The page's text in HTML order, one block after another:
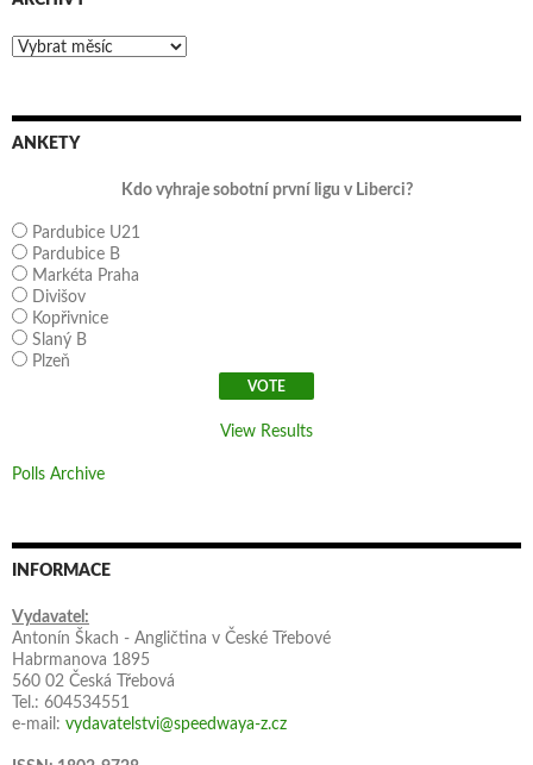
Archivy
ANKETY
Kdo vyhraje sobotní první ligu v Liberci?
Pardubice U21
Pardubice B
Markéta Praha
Divišov
Kopřivnice
Slaný B
Plzeň
View Results
Polls Archive
INFORMACE
Vydavatel:
Antonín Škach - Angličtina v České Třebové
Habrmanova 1895
560 02 Česká Třebová
Tel.: 604534551
e-mail: vydavatelstvi@speedwaya-z.cz